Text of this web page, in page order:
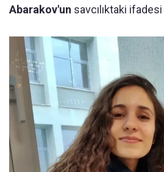
Abarakov'un savcılıktaki ifadesi